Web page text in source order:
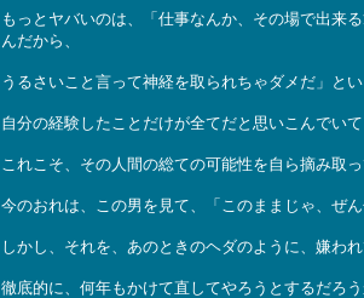
もっとヤバいのは、「仕事なんか、その場で出来
んだから、
うるさいこと言って神経を取られちゃダメだ」と
自分の経験したことだけが全てだと思いこんでい
これこそ、その人間の総ての可能性を自ら摘み取
今のおれは、この男を見て、「このままじゃ、ぜ
しかし、それを、あのときのヘダのように、嫌わ
徹底的に、何年もかけて直してやろうとするだろ